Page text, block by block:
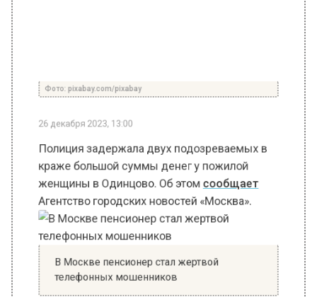
26 декабря 2023, 13:00
краже большой суммы денег у пожилой
женщины в Одинцово. Об этомсообщает
Агентство городских новостей «Москва».
В Москве пенсионер стал жертвой
телефонных мошенников
Преступники проникли в квартиру 83-летней